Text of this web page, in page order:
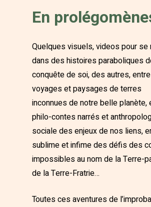
En
Quelques visuels, videos pour se
dans des histoires paraboliques
conquête de soi, des autres, entre
voyages et paysages de terres
inconnues de notre belle planète,
philo-contes narrés et
sociale des enjeux de nos liens,
sublime et infime des défis des
impossibles au nom de la Terre-
de la Terre-Fratrie…
Toutes ces aventures de